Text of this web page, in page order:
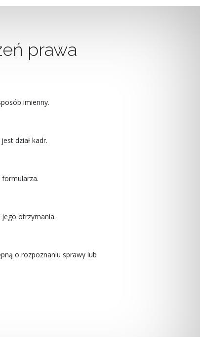
prawa
imienny.
dział kadr.
formularza.
jego otrzymania.
o rozpoznaniu sprawy lub